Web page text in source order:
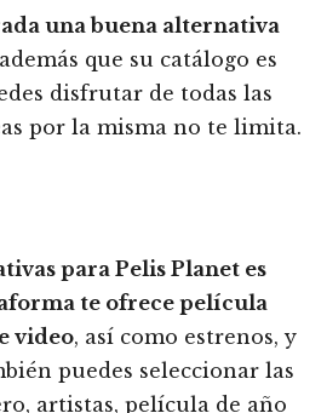
una buena alternativa
que su catálogo es
disfrutar de todas las
por la misma no te limita.
para Pelis Planet es
te ofrece película
video, así como estrenos, y
puedes seleccionar las
artistas, película de año